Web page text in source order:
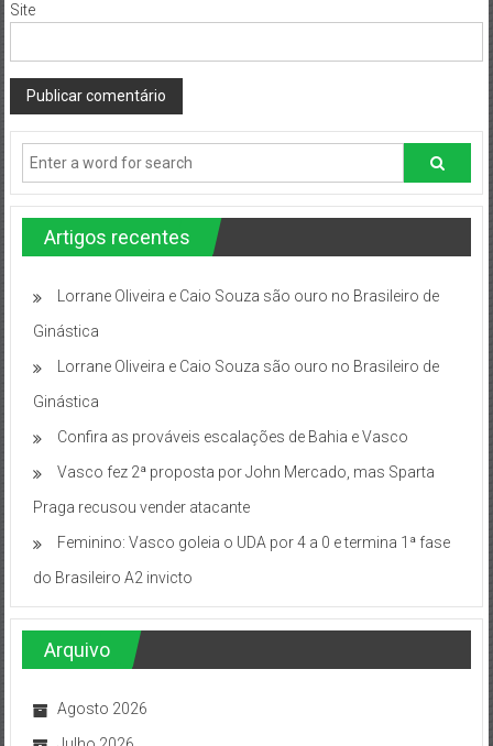
Site
Artigos recentes
Lorrane Oliveira e Caio Souza são ouro no Brasileiro de
Ginástica
Lorrane Oliveira e Caio Souza são ouro no Brasileiro de
Ginástica
Confira as prováveis escalações de Bahia e Vasco
Vasco fez 2ª proposta por John Mercado, mas Sparta
Praga recusou vender atacante
Feminino: Vasco goleia o UDA por 4 a 0 e termina 1ª fase
do Brasileiro A2 invicto
Arquivo
Agosto 2026